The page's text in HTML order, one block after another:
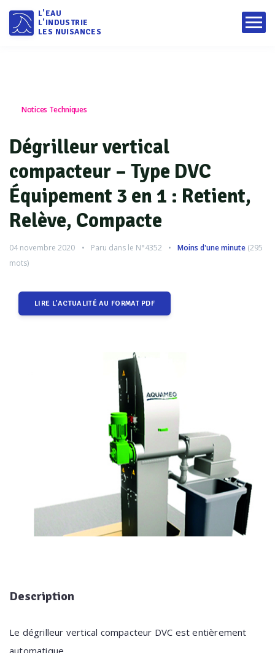
L'EAU
L'INDUSTRIE
LES NUISANCES
Notices Techniques
Dégrilleur vertical
compacteur – Type DVC
Équipement 3 en 1 : Retient,
Relève, Compacte
04 novembre 2020 Paru dans le N°4352 Moins d'une minute (295
mots)
LIRE L'ACTUALITÉ AU FORMAT PDF
Description
Le dégrilleur vertical compacteur DVC est entièrement
automatique.